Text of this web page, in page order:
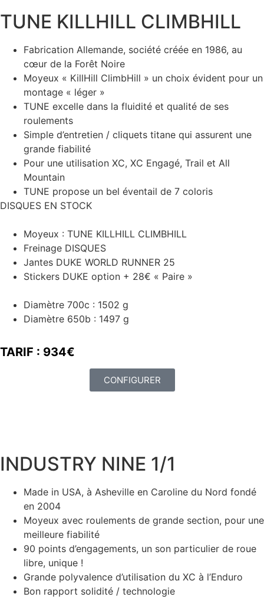
TUNE KILLHILL CLIMBHILL
Fabrication Allemande, société créée en 1986, au
cœur de la Forêt Noire
Moyeux « KillHill ClimbHill » un choix évident pour un
montage « léger »
TUNE excelle dans la fluidité et qualité de ses
roulements
Simple d’entretien / cliquets titane qui assurent une
grande fiabilité
Pour une utilisation XC, XC Engagé, Trail et All
Mountain
TUNE propose un bel éventail de 7 coloris
DISQUES EN STOCK
Moyeux : TUNE KILLHILL CLIMBHILL
Freinage DISQUES
Jantes DUKE WORLD RUNNER 25
Stickers DUKE option + 28€ « Paire »
Diamètre 700c : 1502 g
Diamètre 650b : 1497 g
TARIF : 934€
CONFIGURER
INDUSTRY NINE 1/1
Made in USA, à Asheville en Caroline du Nord fondé
en 2004
Moyeux avec roulements de grande section, pour une
meilleure fiabilité
90 points d’engagements, un son particulier de roue
libre, unique !
Grande polyvalence d’utilisation du XC à l’Enduro
Bon rapport solidité / technologie